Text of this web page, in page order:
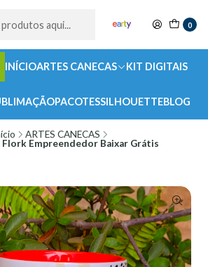
0
INÍCIOARTES CANECAS KIT DIGITAIS
PACOTESSILHOUETTEBLOG
ARTES CANECAS
Empreendedor Baixar Grátis